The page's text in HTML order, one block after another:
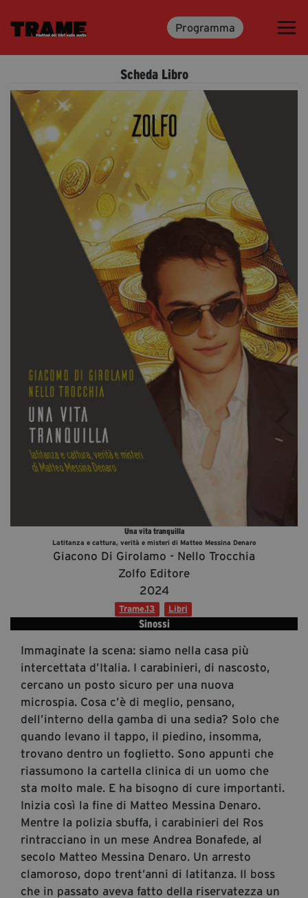
Programma
Trame.15
Libri
Media & Press
News & Kit
Accrediti Stampa
Cartella Stampa
Rassegna Stampa
Fondazione Trame
Chi Siamo
Civico Trame
#Trameascuola
Il Diritto di Essere
Archivio Storico
segreteria@tramefestival.it
info@tramefestival.it
+39 346 954 4078
Scheda Libro
Sinossi
Immaginate la scena: siamo nella casa più
intercettata d’Italia. I carabinieri, di nascosto,
cercano un posto sicuro per una nuova
microspia. Cosa c’è di meglio, pensano,
dell’interno della gamba di una sedia? Solo che
quando levano il tappo, il piedino, insomma,
trovano dentro un foglietto. Sono appunti che
riassumono la cartella clinica di un uomo che
sta molto male. E ha bisogno di cure importanti.
Inizia così la fine di Matteo Messina Denaro.
Mentre la polizia sbuffa, i carabinieri del Ros
rintracciano in un mese Andrea Bonafede, al
secolo Matteo Messina Denaro. Un arresto
clamoroso, dopo trent’anni di latitanza. Il boss
che in passato aveva fatto della riservatezza un
Una vita tranquilla
Latitanza e cattura, verità e misteri di Matteo Messina Denaro
Giacono Di Girolamo - Nello Trocchia
Zolfo Editore
2024
Trame.13 Libri